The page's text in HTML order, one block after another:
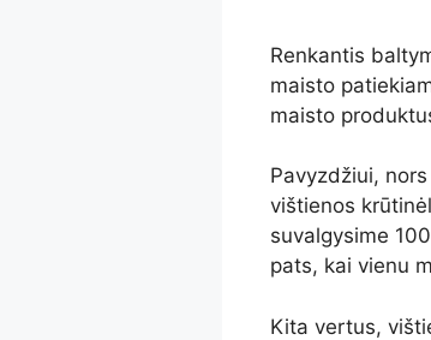
Renkantis
maisto
maisto
Pavyzdžiui,
vištienos
suvalgysime
pats, kai vienu
Kita vertus,